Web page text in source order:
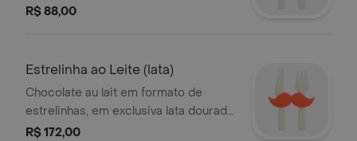
recheio de caramelo, que leva uma
R$ 88,00
Estrelinha ao Leite (lata)
Chocolate au lait em formato de
estrelinhas, em exclusiva lata dourada
chocolat du jour.
R$ 172,00